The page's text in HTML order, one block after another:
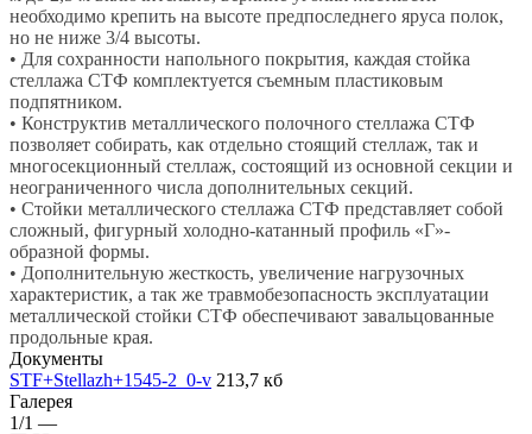
необходимо крепить на высоте предпоследнего яруса полок,
но не ниже 3/4 высоты.
• Для сохранности напольного покрытия, каждая стойка
стеллажа СТФ комплектуется съемным пластиковым
подпятником.
• Конструктив металлического полочного стеллажа СТФ
позволяет собирать, как отдельно стоящий стеллаж, так и
многосекционный стеллаж, состоящий из основной секции и
неограниченного числа дополнительных секций.
• Стойки металлического стеллажа СТФ представляет собой
сложный, фигурный холодно-катанный профиль «Г»-
образной формы.
• Дополнительную жесткость, увеличение нагрузочных
характеристик, а так же травмобезопасность эксплуатации
металлической стойки СТФ обеспечивают завальцованные
продольные края.
Документы
STF+Stellazh+1545-2_0-v 213,7 кб
Галерея
1/1 —